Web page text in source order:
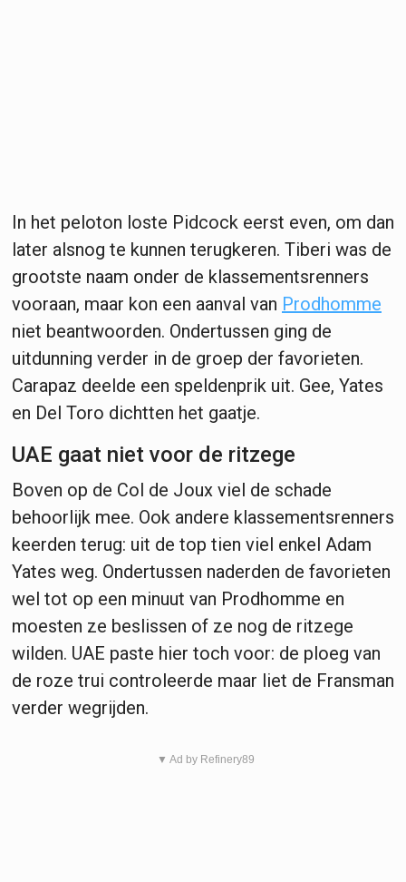
In het peloton loste Pidcock eerst even, om dan
later alsnog te kunnen terugkeren. Tiberi was de
grootste naam onder de klassementsrenners
vooraan, maar kon een aanval van Prodhomme
niet beantwoorden. Ondertussen ging de
uitdunning verder in de groep der favorieten.
Carapaz deelde een speldenprik uit. Gee, Yates
en Del Toro dichtten het gaatje.
UAE gaat niet voor de ritzege
Boven op de Col de Joux viel de schade
behoorlijk mee. Ook andere klassementsrenners
keerden terug: uit de top tien viel enkel Adam
Yates weg. Ondertussen naderden de favorieten
wel tot op een minuut van Prodhomme en
moesten ze beslissen of ze nog de ritzege
wilden. UAE paste hier toch voor: de ploeg van
de roze trui controleerde maar liet de Fransman
verder wegrijden.
▼ Ad by Refinery89